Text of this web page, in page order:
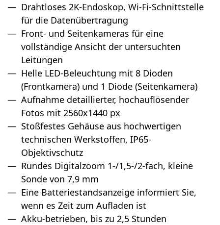
Drahtloses 2K-Endoskop, Wi-Fi-Schnittstelle
für die Datenübertragung
Front- und Seitenkameras für eine
vollständige Ansicht der untersuchten
Leitungen
Helle LED-Beleuchtung mit 8 Dioden
(Frontkamera) und 1 Diode (Seitenkamera)
Aufnahme detaillierter, hochauflösender
Fotos mit 2560x1440 px
Stoßfestes Gehäuse aus hochwertigen
technischen Werkstoffen, IP65-
Objektivschutz
Rundes Digitalzoom 1-/1,5-/2-fach, kleine
Sonde von 7,9 mm
Eine Batteriestandsanzeige informiert Sie,
wenn es Zeit zum Aufladen ist
Akku-betrieben, bis zu 2,5 Stunden